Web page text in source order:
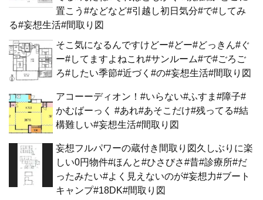
置こう#などなど#引越し初日気分#で#してみ
る#妄想生活#間取り図
そこ気になるんですけどー#どー#どっきん#ぐ
ー#してますよねこれ#サンルーム#で#ごろご
ろ#したい季節#近づく#の#妄想生活#間取り図
アコーーディオン！#いらない#ふすま#障子#
かむばーっく #あれ#あそこだけ#残ってる#結
構難しい#妄想生活#間取り図
妄想フルパワーの蔵付き間取り図久しぶりに楽
しい0円物件#ほんと#ひさびさ#昔#診療所#だ
ったみたい#よく見えないのが#妄想力#ブート
キャンプ#18DK#間取り図